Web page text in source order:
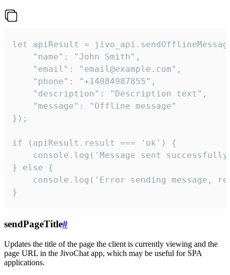
let apiResult =
    "name": "John Smith",
    "email": "email@example.com",
    "phone": "+14084987855",
    "description": "Description text",
    "message": "Offline message"
});
if (apiResult.result === 'ok') {
console.log('Message sent
} else {
console.log('Error sending message,
}
sendPageTitle#
Updates the title of the page the client is currently viewing and the
page URL in the JivoChat app, which may be useful for SPA
applications.